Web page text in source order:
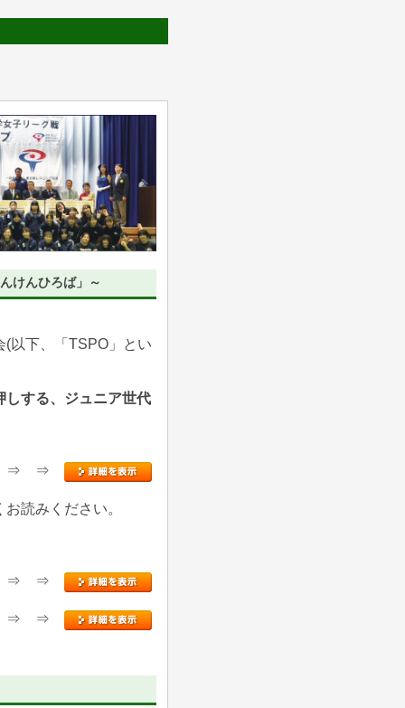
けんひろば」～
以下、「TSPO」とい
しする、ジュニア世代
⇒ ⇒ ⇒
読みください。
⇒ ⇒ ⇒ ⇒
⇒ ⇒ ⇒